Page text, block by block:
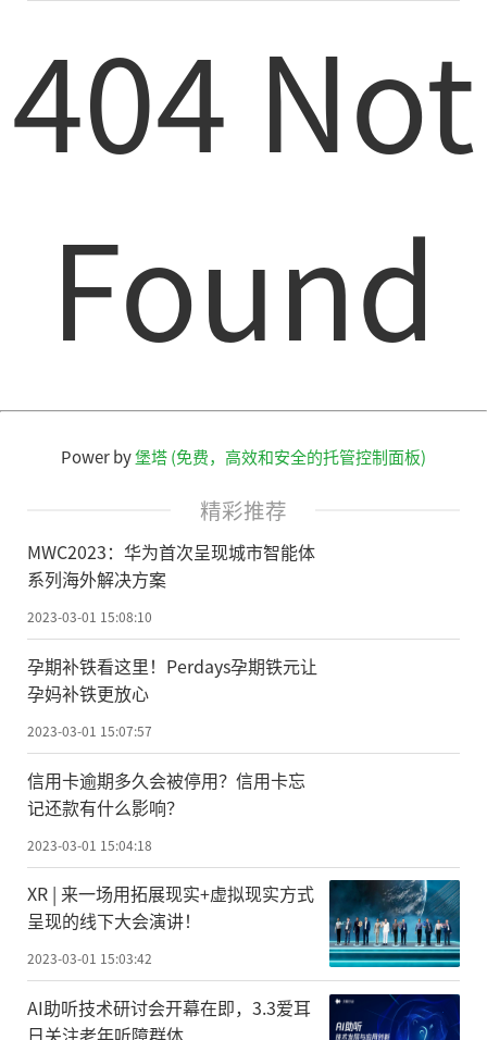
404 Not
Found
Power by堡塔 (免费，高效和安全的托管控制面板)
精彩推荐
MWC2023：华为首次呈现城市智能体
系列海外解决方案
2023-03-01 15:08:10
孕期补铁看这里！Perdays孕期铁元让
孕妈补铁更放心
2023-03-01 15:07:57
信用卡逾期多久会被停用？信用卡忘
记还款有什么影响？
2023-03-01 15:04:18
XR | 来一场用拓展现实+虚拟现实方式
呈现的线下大会演讲！
2023-03-01 15:03:42
AI助听技术研讨会开幕在即，3.3爱耳